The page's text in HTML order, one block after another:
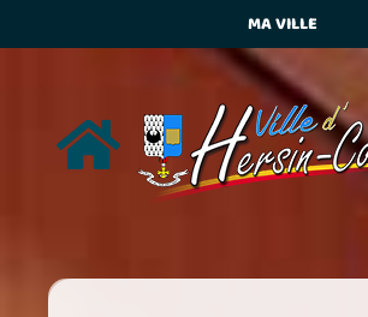
MA VILLE